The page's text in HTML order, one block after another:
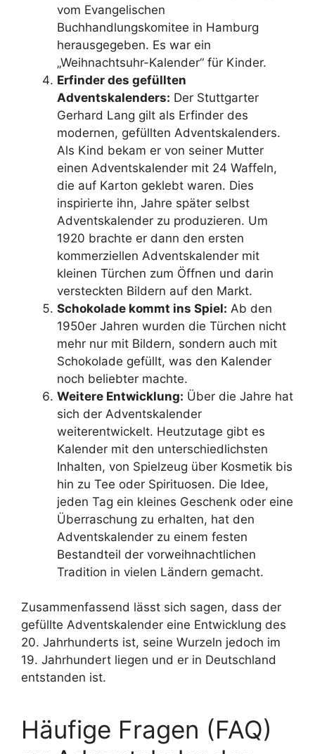
vom Evangelischen
Buchhandlungskomitee in Hamburg
herausgegeben. Es war ein
„Weihnachtsuhr-Kalender“ für Kinder.
Erfinder des gefüllten
Adventskalenders: Der Stuttgarter
Gerhard Lang gilt als Erfinder des
modernen, gefüllten Adventskalenders.
Als Kind bekam er von seiner Mutter
einen Adventskalender mit 24 Waffeln,
die auf Karton geklebt waren. Dies
inspirierte ihn, Jahre später selbst
Adventskalender zu produzieren. Um
1920 brachte er dann den ersten
kommerziellen Adventskalender mit
kleinen Türchen zum Öffnen und darin
versteckten Bildern auf den Markt.
Schokolade kommt ins Spiel: Ab den
1950er Jahren wurden die Türchen nicht
mehr nur mit Bildern, sondern auch mit
Schokolade gefüllt, was den Kalender
noch beliebter machte.
Weitere Entwicklung: Über die Jahre hat
sich der Adventskalender
weiterentwickelt. Heutzutage gibt es
Kalender mit den unterschiedlichsten
Inhalten, von Spielzeug über Kosmetik bis
hin zu Tee oder Spirituosen. Die Idee,
jeden Tag ein kleines Geschenk oder eine
Überraschung zu erhalten, hat den
Adventskalender zu einem festen
Bestandteil der vorweihnachtlichen
Tradition in vielen Ländern gemacht.
Zusammenfassend lässt sich sagen, dass der
gefüllte Adventskalender eine Entwicklung des
20. Jahrhunderts ist, seine Wurzeln jedoch im
19. Jahrhundert liegen und er in Deutschland
entstanden ist.
Häufige Fragen (FAQ)